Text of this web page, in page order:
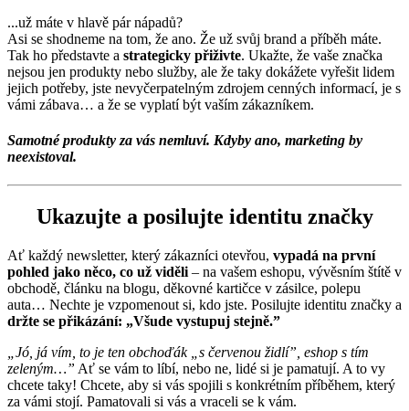
...už máte v hlavě pár nápadů?
Asi se shodneme na tom, že ano. Že už svůj brand a příběh máte.
Tak ho představte a strategicky přiživte. Ukažte, že vaše značka
nejsou jen produkty nebo služby, ale že taky dokážete vyřešit lidem
jejich potřeby, jste nevyčerpatelným zdrojem cenných informací, je s
vámi zábava… a že se vyplatí být vaším zákazníkem.
Samotné produkty za vás nemluví. Kdyby ano, marketing by
neexistoval.
Ukazujte a posilujte identitu značky
Ať každý newsletter, který zákazníci otevřou, vypadá na první
pohled jako něco, co už viděli – na vašem eshopu, vývěsním štítě v
obchodě, článku na blogu, děkovné kartičce v zásilce, polepu
auta… Nechte je vzpomenout si, kdo jste. Posilujte identitu značky a
držte se přikázání: „Všude vystupuj stejně.”
„Jó, já vím, to je ten obchoďák „s červenou židlí”, eshop s tím
zeleným…” Ať se vám to líbí, nebo ne, lidé si je pamatují. A to vy
chcete taky! Chcete, aby si vás spojili s konkrétním příběhem, který
za vámi stojí. Pamatovali si vás a vraceli se k vám.